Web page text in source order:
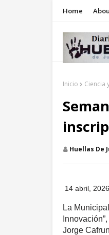
Home
Inicio Ciencia
Huellas De
14 abril, 2026
La
Jorge